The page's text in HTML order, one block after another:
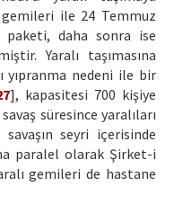
gemileri ile 24 Temmuz
paketi, daha sonra ise
Yaralı taşımasına
yıpranma nedeni ile bir
], kapasitesi 700 kişiye
süresince yaralıları
seyri içerisinde
paralel olarak Şirket-i
gemileri de hastane